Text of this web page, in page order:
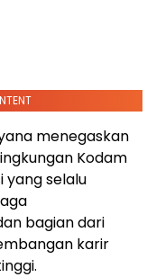
menegaskan
Kodam
yang selalu
bagian dari
karir